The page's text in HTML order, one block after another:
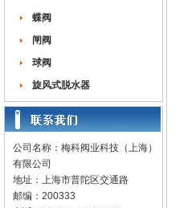
蝶阀
闸阀
球阀
旋风式脱水器
公司名称：梅科阀业科技（上海）
有限公司
地址：上海市普陀区交通路
邮编：200333